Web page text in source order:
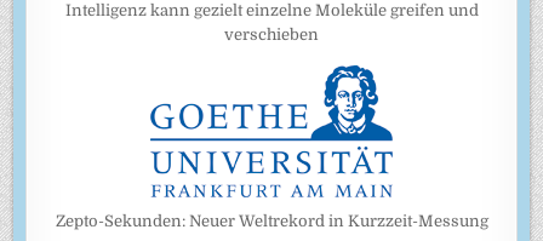
Intelligenz kann gezielt einzelne Moleküle greifen und
verschieben
Zepto-Sekunden: Neuer Weltrekord in Kurzzeit-Messung